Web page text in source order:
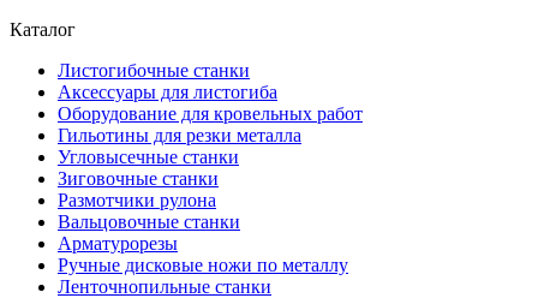
Каталог
Листогибочные станки
Аксессуары для листогиба
Оборудование для кровельных работ
Гильотины для резки металла
Угловысечные станки
Зиговочные станки
Размотчики рулона
Вальцовочные станки
Арматурорезы
Ручные дисковые ножи по металлу
Ленточнопильные станки